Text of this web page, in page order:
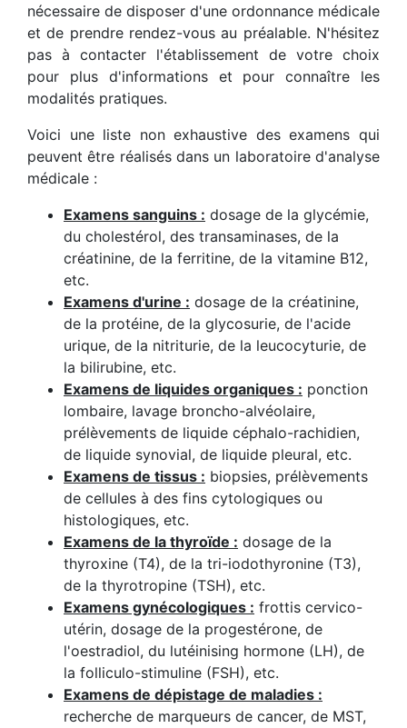
nécessaire de disposer d'une ordonnance médicale
et de prendre rendez-vous au préalable. N'hésitez
pas à contacter l'établissement de votre choix
pour plus d'informations et pour connaître les
modalités pratiques.
Voici une liste non exhaustive des examens qui
peuvent être réalisés dans un laboratoire d'analyse
médicale :
Examens sanguins : dosage de la glycémie,
du cholestérol, des transaminases, de la
créatinine, de la ferritine, de la vitamine B12,
etc.
Examens d'urine : dosage de la créatinine,
de la protéine, de la glycosurie, de l'acide
urique, de la nitriturie, de la leucocyturie, de
la bilirubine, etc.
Examens de liquides organiques : ponction
lombaire, lavage broncho-alvéolaire,
prélèvements de liquide céphalo-rachidien,
de liquide synovial, de liquide pleural, etc.
Examens de tissus : biopsies, prélèvements
de cellules à des fins cytologiques ou
histologiques, etc.
Examens de la thyroïde : dosage de la
thyroxine (T4), de la tri-iodothyronine (T3),
de la thyrotropine (TSH), etc.
Examens gynécologiques : frottis cervico-
utérin, dosage de la progestérone, de
l'oestradiol, du lutéinising hormone (LH), de
la folliculo-stimuline (FSH), etc.
Examens de dépistage de maladies :
recherche de marqueurs de cancer, de MST,